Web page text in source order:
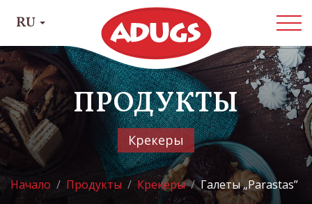
RU
ПРОДУКТЫ
Крекеры
Начало Продукты Крекеры Галеты „Parastas”